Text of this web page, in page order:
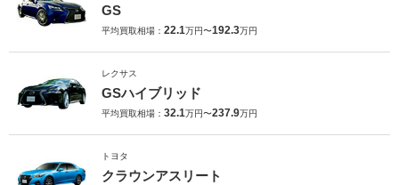
GS
平均買取相場： 22.1万円〜192.3万円
レクサス
GSハイブリッド
平均買取相場： 32.1万円〜237.9万円
トヨタ
クラウンアスリート